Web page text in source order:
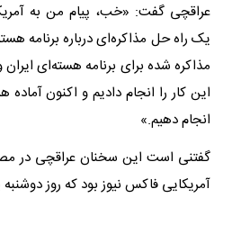
عراقچی گفت: «خب، پیام من به
یک راه حل مذاکره‌ای درباره برنامه
مذاکره شده برای برنامه هسته‌ای ایران
این کار را انجام دادیم و اکنون آماده
انجام دهیم.»
آمریکایی فاکس نیوز بود که روز